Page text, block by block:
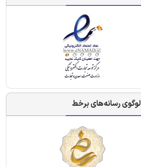
لوگوی رسانه‌های برخط